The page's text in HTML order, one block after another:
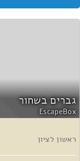
גברים בשחור
EscapeBox
ראשון לציון